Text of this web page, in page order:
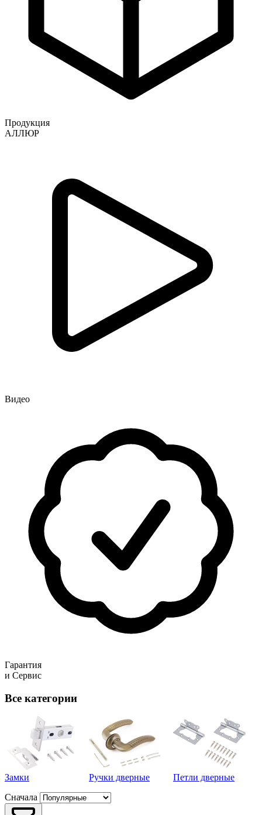
Продукция
АЛЛЮР
Видео
Гарантия
и Сервис
Все категории
Замки Ручки дверные
Петли дверные
Сначала